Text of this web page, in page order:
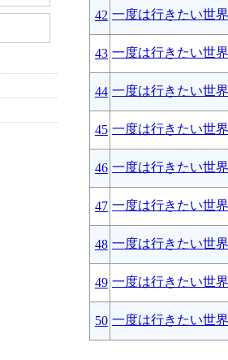
42 一度は行きたい
43 一度は行きたい世
44 一度は行きたい世
45 一度は行きたい世
46 一度は行きたい世
47 一度は行きたい
48 一度は行きたい
49 一度は行きたい
50 一度は行きたい